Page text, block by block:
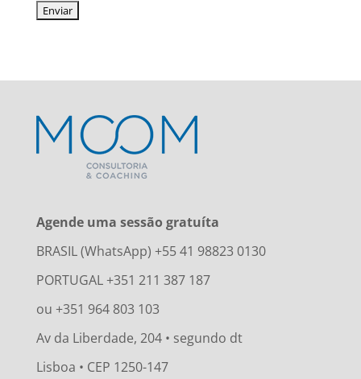
Agende uma sessão gratuíta
BRASIL (WhatsApp) +55 41 98823 0130
PORTUGAL +351 211 387 187
ou +351 964 803 103
Av da Liberdade, 204 • segundo dt
Lisboa • CEP 1250-147